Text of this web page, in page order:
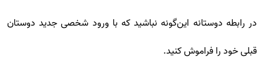
در رابطه دوستانه این‌گونه نباشید که با ورود شخصی جدید دوستان
قبلی خود را فراموش کنید.